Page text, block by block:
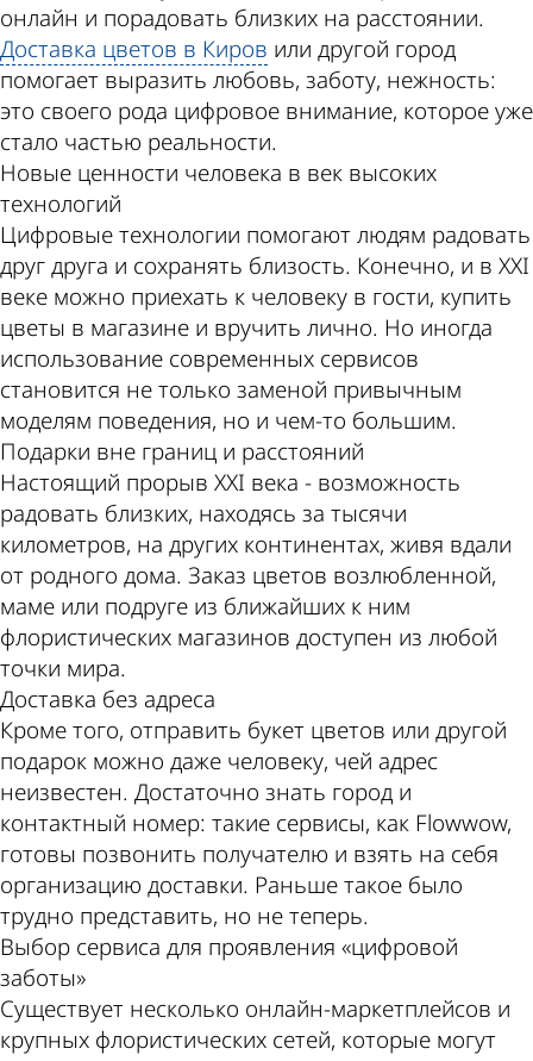
онлайн и порадовать близких на расстоянии.
Доставка цветов в Киров или другой город
помогает выразить любовь, заботу, нежность:
это своего рода цифровое внимание, которое уже
стало частью реальности.
Новые ценности человека в век высоких
технологий
Цифровые технологии помогают людям радовать
друг друга и сохранять близость. Конечно, и в XXI
веке можно приехать к человеку в гости, купить
цветы в магазине и вручить лично. Но иногда
использование современных сервисов
становится не только заменой привычным
моделям поведения, но и чем-то большим.
Подарки вне границ и расстояний
Настоящий прорыв XXI века - возможность
радовать близких, находясь за тысячи
километров, на других континентах, живя вдали
от родного дома. Заказ цветов возлюбленной,
маме или подруге из ближайших к ним
флористических магазинов доступен из любой
точки мира.
Доставка без адреса
Кроме того, отправить букет цветов или другой
подарок можно даже человеку, чей адрес
неизвестен. Достаточно знать город и
контактный номер: такие сервисы, как Flowwow,
готовы позвонить получателю и взять на себя
организацию доставки. Раньше такое было
трудно представить, но не теперь.
Выбор сервиса для проявления «цифровой
заботы»
Существует несколько онлайн-маркетплейсов и
крупных флористических сетей, которые могут